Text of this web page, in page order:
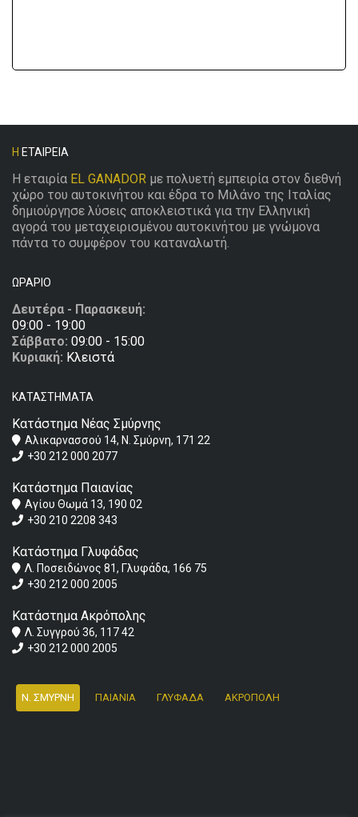
Η ΕΤΑΙΡΕΊΑ
Η εταιρία EL GANADOR με πολυετή εμπειρία στον διεθνή
χώρο του αυτοκινήτου και έδρα το Μιλάνο της Ιταλίας
δημιούργησε λύσεις αποκλειστικά για την Ελληνική
αγορά του μεταχειρισμένου αυτοκινήτου με γνώμονα
πάντα το συμφέρον του καταναλωτή.
ΩΡΆΡΙΟ
Δευτέρα - Παρασκευή:
09:00 - 19:00
Σάββατο: 09:00 - 15:00
Κυριακή: Κλειστά
ΚΑΤΑΣΤΉΜΑΤΑ
Κατάστημα Νέας Σμύρνης
Αλικαρνασσού 14, Ν. Σμύρνη, 171 22
+30 212 000 2077
Κατάστημα Παιανίας
Αγίου Θωμά 13, 190 02
+30 210 2208 343
Κατάστημα Γλυφάδας
Λ. Ποσειδώνος 81, Γλυφάδα, 166 75
+30 212 000 2005
Κατάστημα Ακρόπολης
Λ. Συγγρού 36, 117 42
+30 212 000 2005
Ν. ΣΜΥΡΝΗ ΠΑΙΑΝΙΑ ΓΛΥΦΑΔΑ ΑΚΡΟΠΟΛΗ